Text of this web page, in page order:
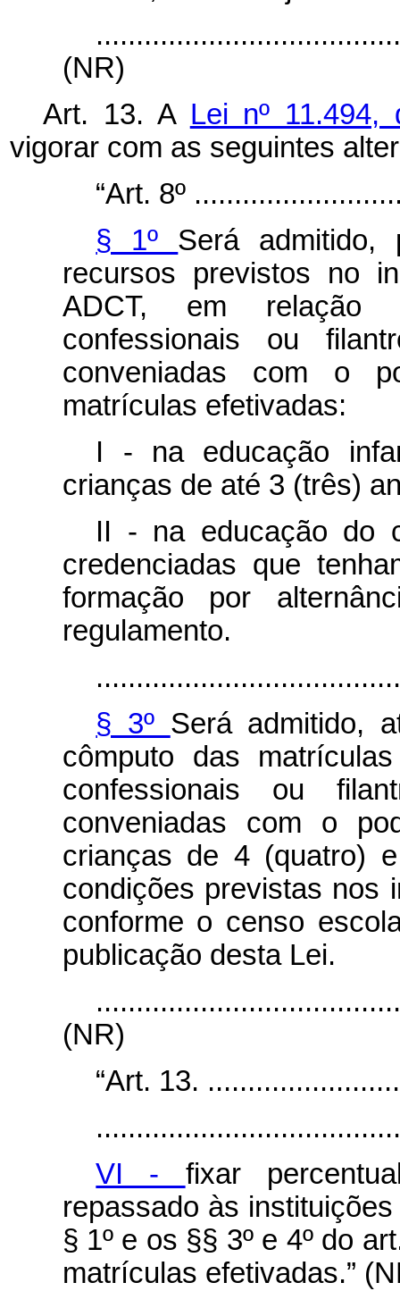
(NR)
Art. 13. A Lei nº
vigorar com as seguintes
“Art. 8º
§ 1º Será admitido,
recursos previstos no
ADCT, em relação
confessionais ou
conveniadas com o
matrículas efetivadas:
I - na educação
crianças de até 3 (três)
II - na educação do
credenciadas que
formação por
regulamento.
§ 3º Será admitido,
cômputo das
confessionais ou
conveniadas com o
crianças de 4 (quatro)
condições previstas nos
conforme o censo
publicação desta Lei.
(NR)
“Art. 13.
VI - fixar
repassado às
§ 1º e os §§ 3º e 4º do
matrículas efetivadas.”